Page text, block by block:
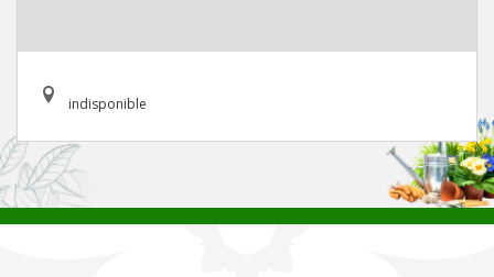
indisponible